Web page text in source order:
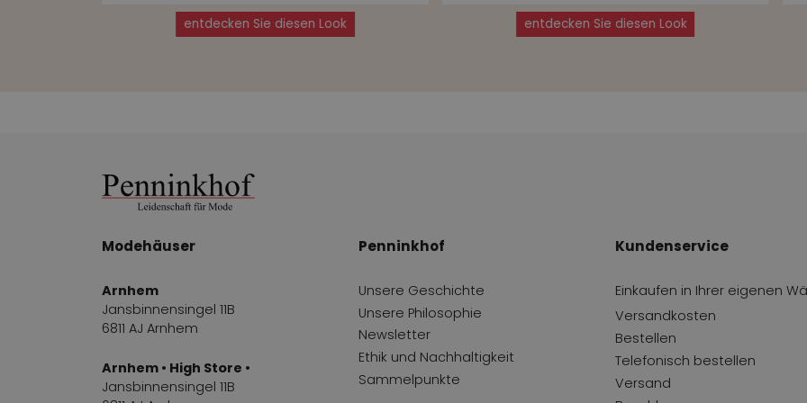
entdecken Sie diesen Look entdecken Sie diesen Look
Modehäuser
Arnhem
Jansbinnensingel 11B
6811 AJ Arnhem
Arnhem • High Store •
Jansbinnensingel 11B
Penninkhof
Unsere Geschichte
Unsere Philosophie
Newsletter
Ethik und Nachhaltigkeit
Sammelpunkte
Kundenservice
Einkaufen in Ihrer eigenen
Versandkosten
Bestellen
Telefonisch bestellen
Versand